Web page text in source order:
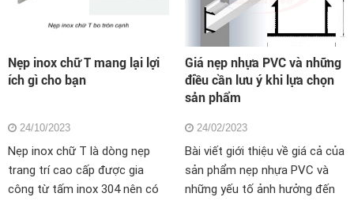
Nẹp inox chữ T mang lại lợi
ích gì cho bạn
24/10/2023
Nẹp inox chữ T là dòng nẹp
trang trí cao cấp được gia
công từ tấm inox 304 nên có
Giá nẹp nhựa PVC và những
điều cần lưu ý khi lựa chọn
sản phẩm
24/02/2023
Bài viết giới thiệu về giá cả của
sản phẩm nẹp nhựa PVC và
những yếu tố ảnh hưởng đến